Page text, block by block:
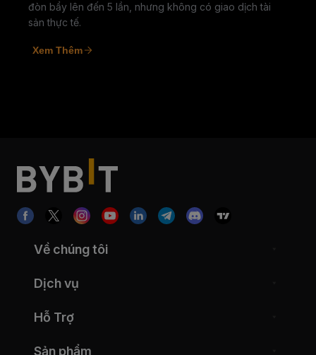
đòn bẩy lên đến 5 lần, nhưng không có giao dịch tài
sản thực tế.
Xem Thêm
Về chúng tôi
Dịch vụ
Hỗ Trợ
Sản phẩm